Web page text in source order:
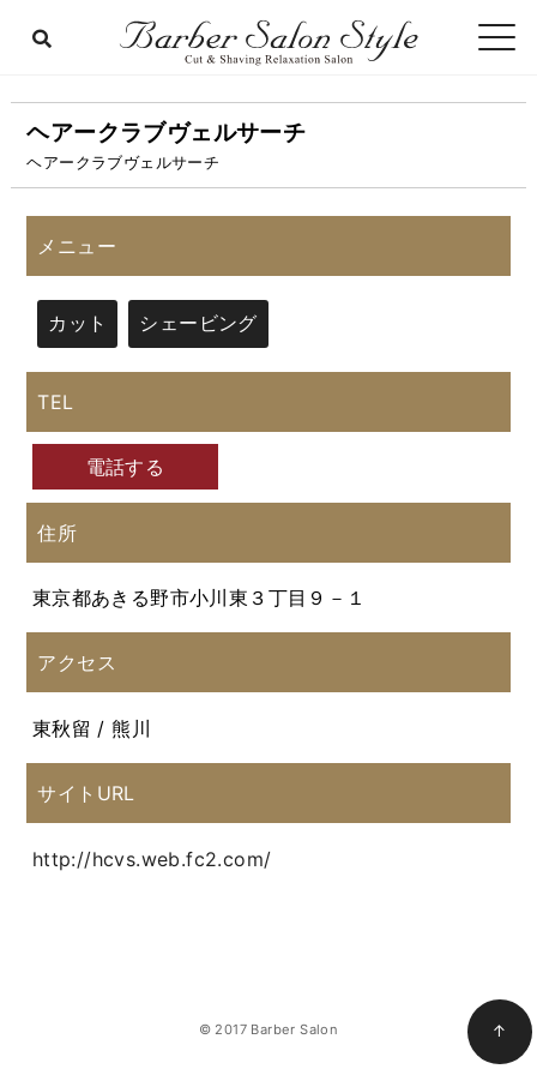
ヘアークラブヴェルサーチ
ヘアークラブヴェルサーチ
メニュー
カット シェービング
TEL
電話する
住所
東京都あきる野市小川東３丁目９－１
アクセス
東秋留 / 熊川
サイトURL
http://hcvs.web.fc2.com/
© 2017 Barber Salon ↑